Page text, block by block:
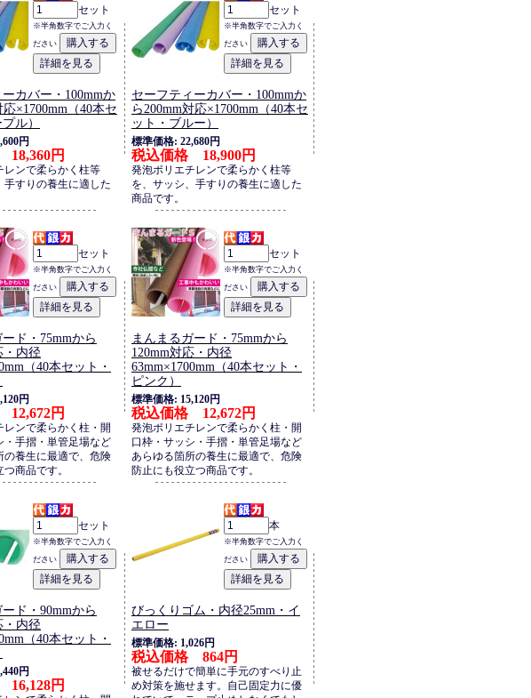
セット
※半角数字でご入力く
ださい
カバー・100mmか
応×1700mm（40本セ
ル）
円
円
レンで柔らかく柱等
手すりの養生に適した
セット
※半角数字でご入力く
ださい
セーフティーカバー・100mmか
ら200mm対応×1700mm（40本セ
ット・ブルー）
標準価格: 22,680円
税込価格 18,900円
発泡ポリエチレンで柔らかく柱等
を、サッシ、手すりの養生に適した
商品です。
セット
※半角数字でご入力く
ださい
ド・75mmから
・内径
（40本セット・
円
円
レンで柔らかく柱・開
・手摺・単管足場など
の養生に最適で、危険
商品です。
セット
※半角数字でご入力く
ださい
まんまるガード・75mmから
120mm対応・内径
63mm×1700mm（40本セット・
ピンク）
標準価格: 15,120円
税込価格 12,672円
発泡ポリエチレンで柔らかく柱・開
口枠・サッシ・手摺・単管足場など
あらゆる箇所の養生に最適で、危険
防止にも役立つ商品です。
セット
※半角数字でご入力く
ださい
ド・90mmから
・内径
（40本セット・
円
円
本
※半角数字でご入力く
ださい
びっくりゴム・内径25mm・イ
エロー
標準価格: 1,026円
税込価格 864円
被せるだけで簡単に手元のすべり止
め対策を施せます。自己固定力に優